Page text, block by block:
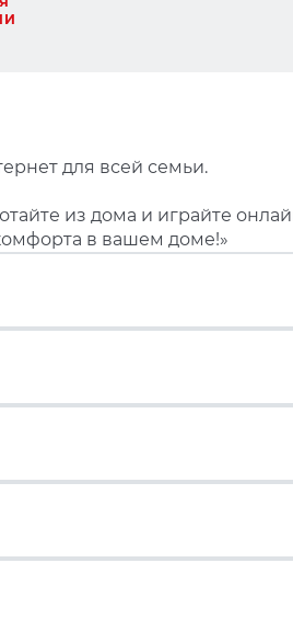
для всей семьи.
из дома и играйте
в вашем доме!»